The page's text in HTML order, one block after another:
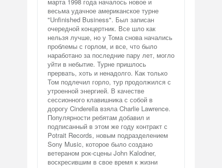
весьма удачное американское турне
"Unfinished Business". Был записан
очередной концертник. Все шло как
нельзя лучше, но у Тома снова начались
проблемы с горлом, и все, что было
наработано за последние пару лет, могло
уйти в небытие. Турне пришлось
прервать, хоть и ненадолго. Как только
Том подлечил горло, тур продолжился с
утроенной энергией. В качестве
сессионного клавишника с собой в
дорогу Cinderella взяла Charlie Lawrence.
Популярности ребятам добавил и
подписанный в этом же году контракт с
Potrait Records, новым подразделением
Sony Music, которое было создано
ветераном рок-сцены John Kalodner,
воскресившим в свое время к жизни